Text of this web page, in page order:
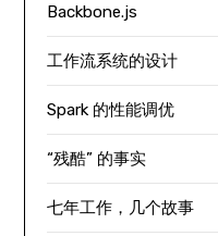
Backbone.js
工作流系统的设计
Spark 的性能调优
“残酷” 的事实
七年工作，几个故事